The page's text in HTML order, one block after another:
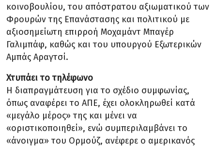
κοινοβουλίου, του απόστρατου αξιωματικού των
Φρουρών της Επανάστασης και πολιτικού με
αξιοσημείωτη επιρροή Μοχαμάντ Μπαγέρ
Γαλιμπάφ, καθώς και του υπουργού Εξωτερικών
Αμπάς Αραγτσί.
Χτυπάει το τηλέφωνο
Η διαπραγμάτευση για το σχέδιο συμφωνίας,
όπως αναφέρει το ΑΠΕ, έχει ολοκληρωθεί κατά
«μεγάλο μέρος» της και μένει να
«οριστικοποιηθεί», ενώ συμπεριλαμβάνει το
«άνοιγμα» του Ορμούζ, ανέφερε ο αμερικανός